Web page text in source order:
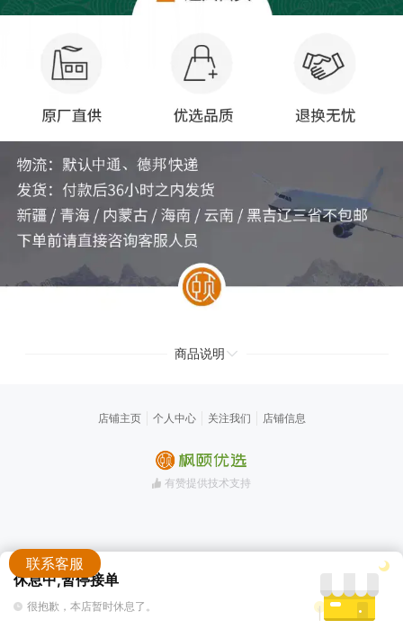
联系客服
商品说明
加入购物车 立即购买
店铺主页 个人中心 关注我们 店铺信息
有赞提供技术支持
休息中,暂停接单
很抱歉，本店暂时休息了。